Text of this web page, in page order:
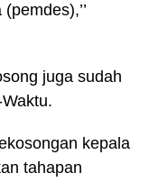
juga sudah
kepala
tahapan